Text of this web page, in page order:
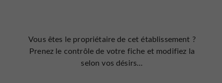
Vous êtes le propriétaire de cet établissement ?
Prenez le contrôle de votre fiche et modifiez la
selon vos désirs...